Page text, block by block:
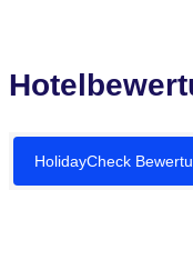
HolidayCheck